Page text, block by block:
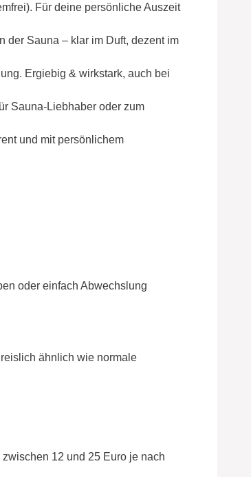
Für deine persönliche Auszeit
Sauna – klar im Duft, dezent im
Ergiebig & wirkstark, auch bei
Liebhaber oder zum
und mit persönlichem
oder einfach Abwechslung
ähnlich wie normale
12 und 25 Euro je nach